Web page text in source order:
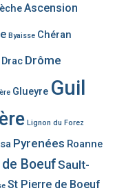
Ascension
Byaisse Chéran
Drac Drôme
Glueyre Guil
Lignon du Forez
Pyrenées Roanne
BoeufSault-
St Pierre de Boeuf